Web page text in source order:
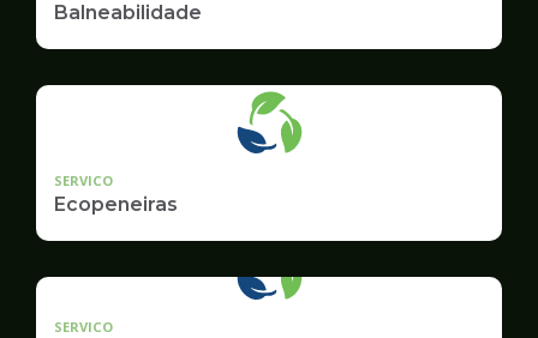
Balneabilidade
SERVICO
Ecopeneiras
SERVICO